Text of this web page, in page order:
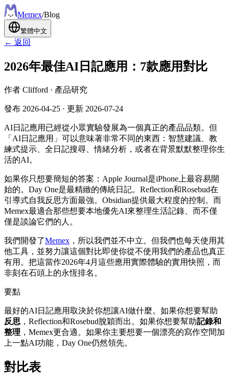
Memex/Blog
繁體中文
← 返回
2026年最佳AI日記應用：7款應用對比
作者 Clifford · 產品研究
發布 2026-04-25 · 更新 2026-07-24
AI日記應用已經從小眾實驗發展為一個真正的產品品類。但
「AI日記應用」可以意味著非常不同的東西：智慧建議、教
練式提示、全日記搜尋、情緒分析，或者在背景默默整理你生
活的AI。
如果你只想要簡短的答案：Apple Journal是iPhone上最容易開
始的。Day One是最精緻的傳統日記。Reflection和Rosebud在
引導式自我反思方面最強。Obsidian提供最大程度的控制。而
Memex最適合那些想要本地優先AI來整理生活記錄、而不僅
僅是談論它們的人。
我們開發了Memex ，所以我們並不中立。但我們也每天使用其
他工具，並努力讓這個對比即使你從不使用我們的產品也真正
有用。把這當作2026年4月這些應用實際體驗的實用快照，而
非刻在石頭上的永恆排名。
要點
最好的AI日記應用取決於你想讓AI做什麼。如果你想要幫助
反思 ，Reflection和Rosebud脫穎而出。如果你想要幫助記錄和
整理 ，Memex更合適。如果你主要想要一個漂亮的寫作空間加
上一點AI功能，Day One仍然領先。
對比表